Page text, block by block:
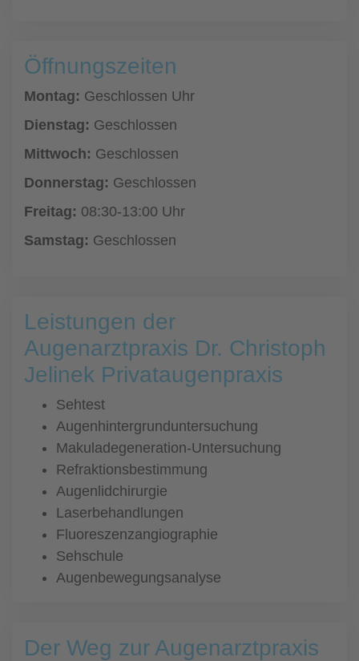
Öffnungszeiten
Montag: Geschlossen Uhr
Dienstag: Geschlossen
Mittwoch: Geschlossen
Donnerstag: Geschlossen
Freitag: 08:30-13:00 Uhr
Samstag: Geschlossen
Leistungen der
Augenarztpraxis Dr. Christoph
Jelinek Privataugenpraxis
Sehtest
Augenhintergrunduntersuchung
Makuladegeneration-Untersuchung
Refraktionsbestimmung
Augenlidchirurgie
Laserbehandlungen
Fluoreszenzangiographie
Sehschule
Augenbewegungsanalyse
Der Weg zur Augenarztpraxis